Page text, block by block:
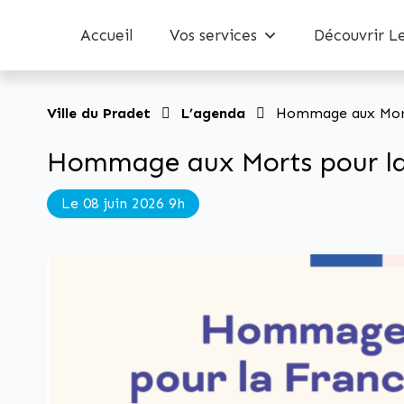
Accueil Vos services Découvrir
Ville du Pradet L’agenda Hommage aux
Hommage aux Morts pour
Le 08 juin 2026 9h